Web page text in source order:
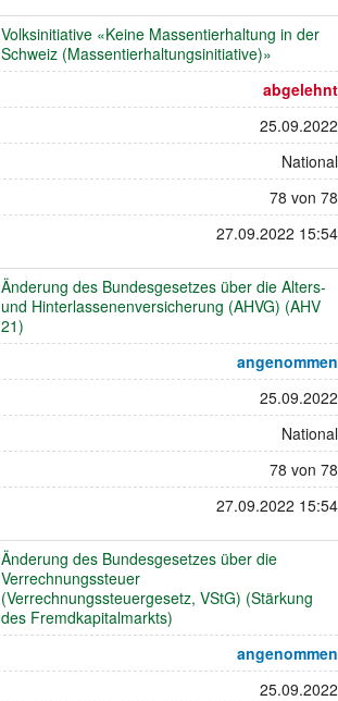
Volksinitiative «Keine Massentierhaltung in der
Schweiz (Massentierhaltungsinitiative)»
abgelehnt
25.09.2022
National
78 von 78
27.09.2022 15:54
Änderung des Bundesgesetzes über die Alters-
und Hinterlassenenversicherung (AHVG) (AHV
21)
angenommen
25.09.2022
National
78 von 78
27.09.2022 15:54
Änderung des Bundesgesetzes über die
Verrechnungssteuer
(Verrechnungssteuergesetz, VStG) (Stärkung
des Fremdkapitalmarkts)
angenommen
25.09.2022